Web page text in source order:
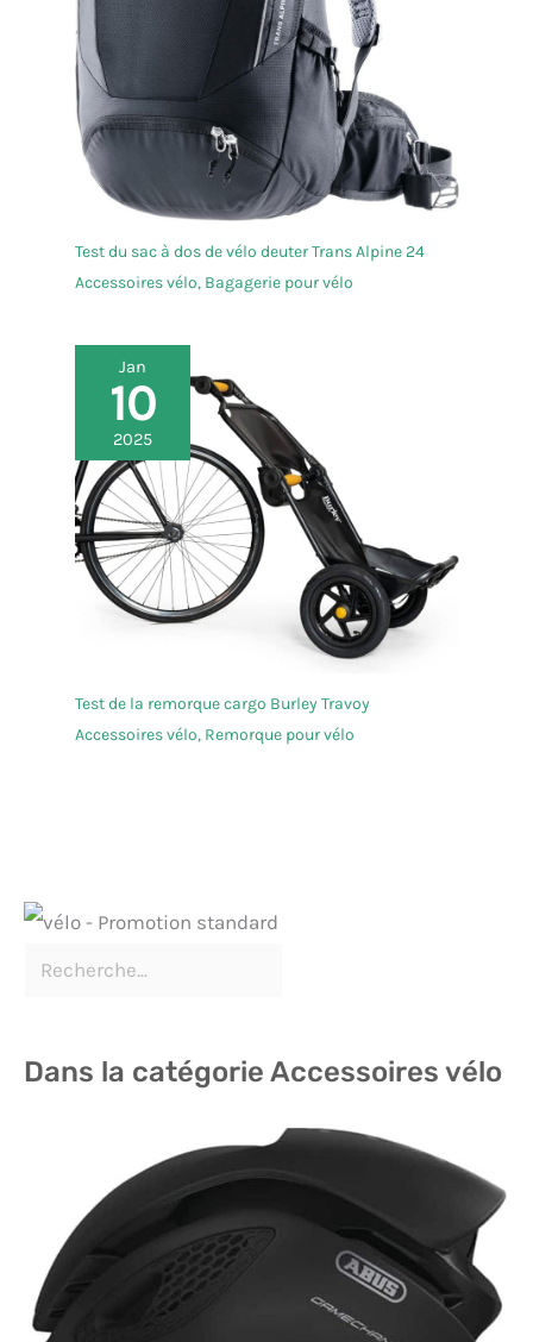
Test du sac à dos de vélo deuter Trans Alpine 24
Accessoires vélo, Bagagerie pour vélo
Jan
10
2025
Test de la remorque cargo Burley Travoy
Accessoires vélo, Remorque pour vélo
Dans la catégorie Accessoires vélo